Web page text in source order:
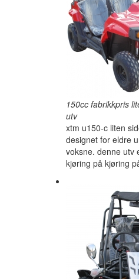
150cc fabrikkpris
utv
xtm u150-c liten
designet for eldre
voksne. denne utv
kjøring på kjøring